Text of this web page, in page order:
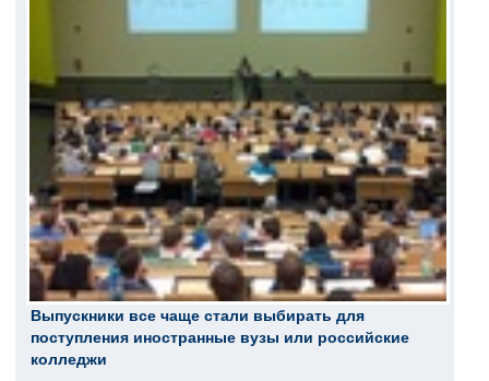
Выпускники все чаще стали выбирать для
поступления иностранные вузы или российские
колледжи